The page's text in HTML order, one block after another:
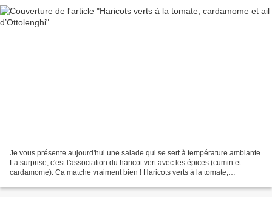
Je vous présente aujourd'hui une salade qui se sert à température ambiante.
La surprise, c'est l'association du haricot vert avec les épices (cumin et
cardamome). Ca matche vraiment bien ! Haricots verts à la tomate,